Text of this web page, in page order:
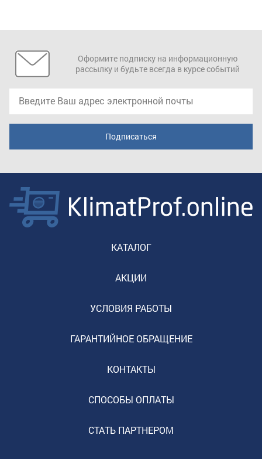
Оформите подписку на информационную
рассылку и будьте всегда в курсе событий
КАТАЛОГ
АКЦИИ
УСЛОВИЯ РАБОТЫ
ГАРАНТИЙНОЕ ОБРАЩЕНИЕ
КОНТАКТЫ
СПОСОБЫ ОПЛАТЫ
СТАТЬ ПАРТНЕРОМ